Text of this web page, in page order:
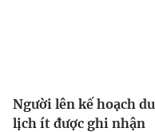
Người lên kế hoạch du
lịch ít được ghi nhận